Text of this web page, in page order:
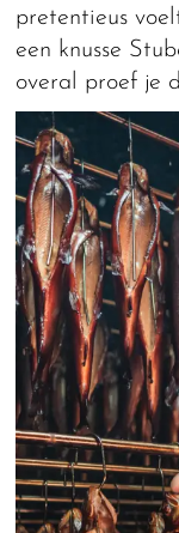
pretentieus
een knusse
overal proef je